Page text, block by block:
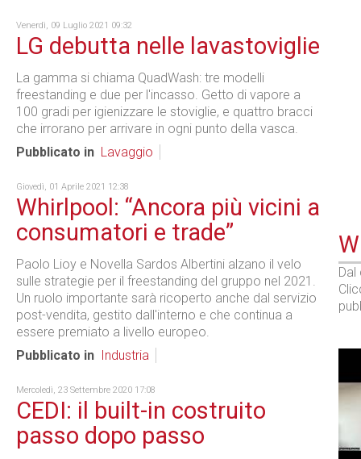
Venerdì, 09 Luglio 2021 09:32
LG debutta nelle lavastoviglie
La gamma si chiama QuadWash: tre modelli
freestanding e due per l'incasso. Getto di vapore a
100 gradi per igienizzare le stoviglie, e quattro bracci
che irrorano per arrivare in ogni punto della vasca.
Pubblicato in Lavaggio
Giovedì, 01 Aprile 2021 12:38
Whirlpool: “Ancora più vicini a
consumatori e trade”
Paolo Lioy e Novella Sardos Albertini alzano il velo
sulle strategie per il freestanding del gruppo nel 2021.
Un ruolo importante sarà ricoperto anche dal servizio
post-vendita, gestito dall'interno e che continua a
essere premiato a livello europeo.
Pubblicato in
Industria
Mercoledì, 23 Settembre 2020 17:08
CEDI: il built-in costruito
passo dopo passo